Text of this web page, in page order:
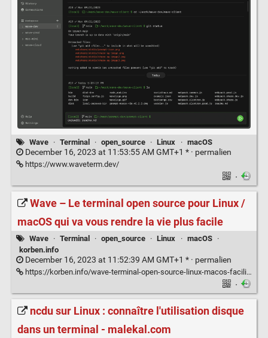
Wave · Terminal · open_source · Linux · macOS
December 16, 2023 at 11:53:55 AM GMT+1 * · permalien
https://www.waveterm.dev/
·
Wave – Le terminal open source pour Linux /
macOS qui va vous rendre la vie plus facile
Wave · Terminal · open_source · Linux · macOS
·
korben.info
December 16, 2023 at 11:52:39 AM GMT+1 * · permalien
https://korben.info/wave-terminal-open-source-linux-macos-facilite-vie.html
·
ncdu sur Linux : connaître l'utilisation disque
dans un terminal - malekal.com